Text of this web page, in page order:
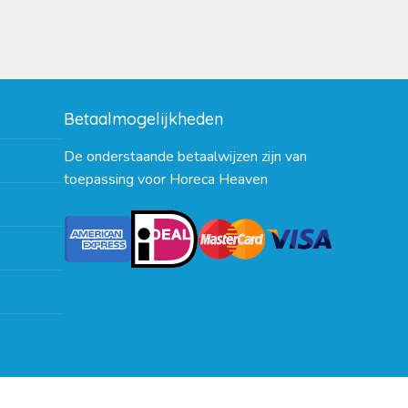
Betaalmogelijkheden
De onderstaande betaalwijzen zijn van
toepassing voor Horeca Heaven